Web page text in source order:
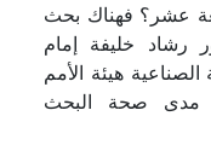
عشر؟ فهناك بحث
رشاد خليفة إمام
هيئة الأمم
مدى صحة البحث